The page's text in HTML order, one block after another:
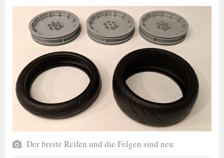
Der breite Reifen und die Felgen sind neu